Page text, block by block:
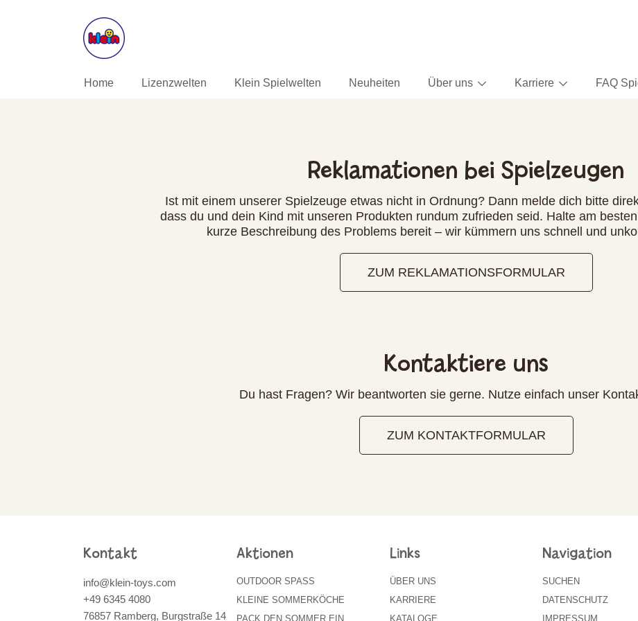
DIREKT ZUM INHALT
Home Lizenzwelten Klein Spielwelten Neuheiten Über uns Karriere FAQ
Reklamationen bei Spielzeugen
Ist mit einem unserer Spielzeuge etwas nicht in Ordnung? Dann melde dich bitte
dass du und dein Kind mit unseren Produkten rundum zufrieden seid. Halte am
kurze Beschreibung des Problems bereit – wir kümmern uns schnell und
ZUM REKLAMATIONSFORMULAR
Kontaktiere uns
Du hast Fragen? Wir beantworten sie gerne. Nutze einfach unser
ZUM KONTAKTFORMULAR
Kontakt
info@klein-toys.com
+49 6345 4080
76857 Ramberg, Burgstraße 14
Aktionen
OUTDOOR SPASS
KLEINE SOMMERKÖCHE
PACK DEN SOMMER EIN
Links
ÜBER UNS
KARRIERE
KATALOGE
Navigation
SUCHEN
DATENSCHUTZ
IMPRESSUM